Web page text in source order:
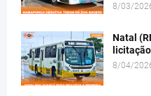
8/03/
Natal
8/04/